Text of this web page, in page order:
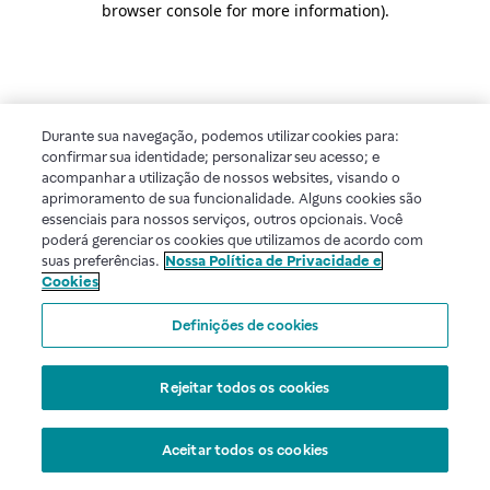
browser console for more information).
Durante sua navegação, podemos utilizar cookies para:
confirmar sua identidade; personalizar seu acesso; e
acompanhar a utilização de nossos websites, visando o
aprimoramento de sua funcionalidade. Alguns cookies são
essenciais para nossos serviços, outros opcionais. Você
poderá gerenciar os cookies que utilizamos de acordo com
suas preferências. Nossa Política de Privacidade e
Cookies
Definições de cookies
Rejeitar todos os cookies
Aceitar todos os cookies